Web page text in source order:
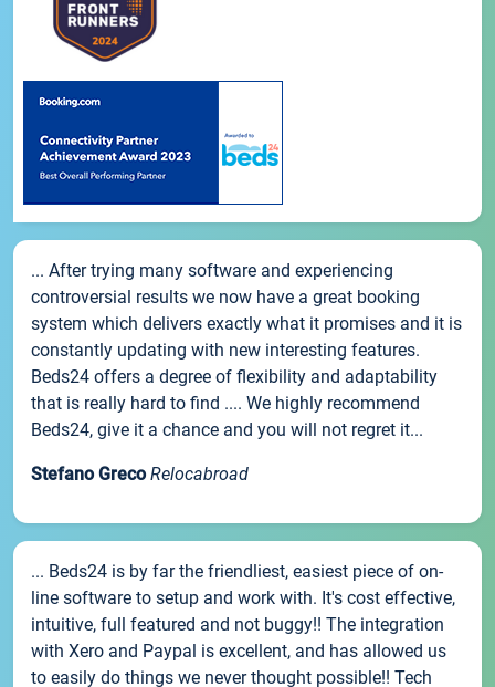
... After trying many software and experiencing
controversial results we now have a great booking
system which delivers exactly what it promises and it is
constantly updating with new interesting features.
Beds24 offers a degree of flexibility and adaptability
that is really hard to find .... We highly recommend
Beds24, give it a chance and you will not regret it...
Stefano Greco Relocabroad
... Beds24 is by far the friendliest, easiest piece of on-
line software to setup and work with. It's cost effective,
intuitive, full featured and not buggy!! The integration
with Xero and Paypal is excellent, and has allowed us
to easily do things we never thought possible!! Tech